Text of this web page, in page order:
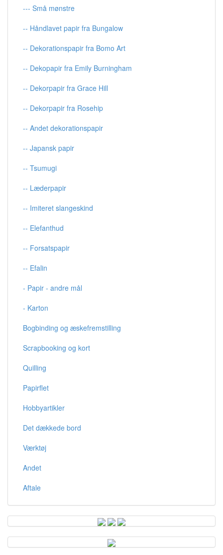
--- Små mønstre
-- Håndlavet papir fra Bungalow
-- Dekorationspapir fra Bomo Art
-- Dekopapir fra Emily Burningham
-- Dekorpapir fra Grace Hill
-- Dekorpapir fra Rosehip
-- Andet dekorationspapir
-- Japansk papir
-- Tsumugi
-- Læderpapir
-- Imiteret slangeskind
-- Elefanthud
-- Forsatspapir
-- Efalin
- Papir - andre mål
- Karton
Bogbinding og æskefremstilling
Scrapbooking og kort
Quilling
Papirflet
Hobbyartikler
Det dækkede bord
Værktøj
Andet
Aftale